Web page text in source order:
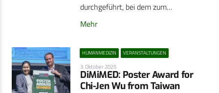
durchgeführt, bei dem zum…
Mehr
HUMANMEDIZIN VERANSTALTUNGEN
3. Oktober 2025
DiMiMED: Poster Award for
Chi-Jen Wu from Taiwan